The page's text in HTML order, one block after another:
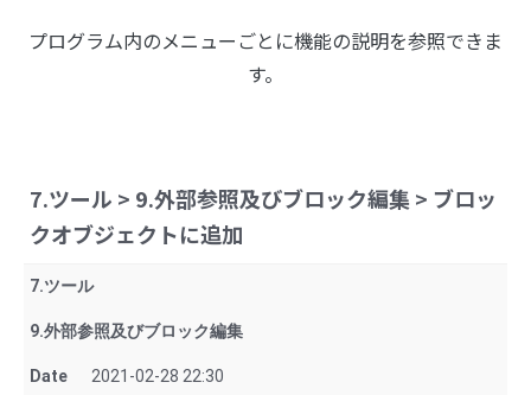
プログラム内のメニューごとに機能の説明を参照できま
す。
7.ツール > 9.外部参照及びブロック編集 > ブロッ
クオブジェクトに追加
7.ツール
9.外部参照及びブロック編集
Date 2021-02-28 22:30